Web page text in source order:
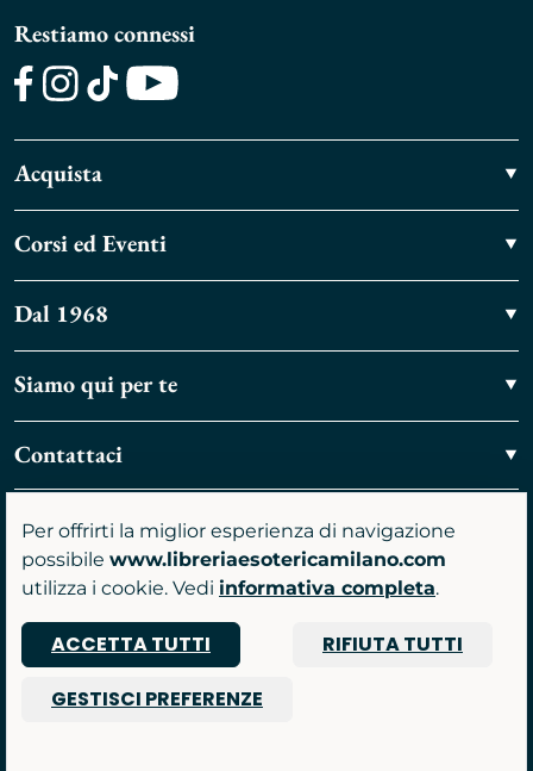
Restiamo connessi
Acquista
Corsi ed Eventi
Dal 1968
Siamo qui per te
Contattaci
Vieni a trovarci
P.IVA 07481590961
© 2026 Libreria Gruppo Anima srl
Per offrirti la miglior esperienza di navigazione
possibile www.libreriaesotericamilano.com
utilizza i cookie. Vedi informativa completa.
ACCETTA TUTTI
RIFIUTA TUTTI
GESTISCI PREFERENZE